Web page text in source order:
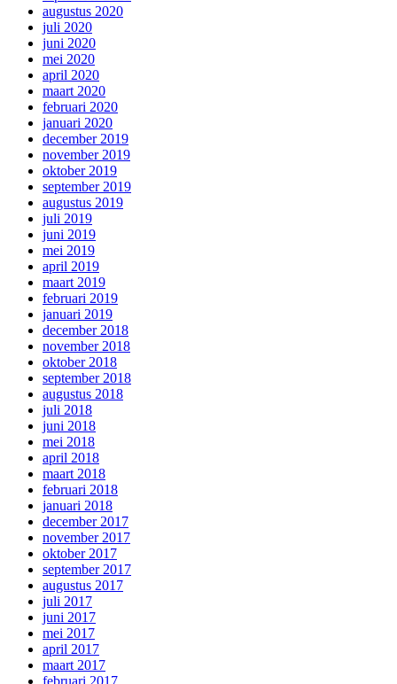
augustus 2020
juli 2020
juni 2020
mei 2020
april 2020
maart 2020
februari 2020
januari 2020
december 2019
november 2019
oktober 2019
september 2019
augustus 2019
juli 2019
juni 2019
mei 2019
april 2019
maart 2019
februari 2019
januari 2019
december 2018
november 2018
oktober 2018
september 2018
augustus 2018
juli 2018
juni 2018
mei 2018
april 2018
maart 2018
februari 2018
januari 2018
december 2017
november 2017
oktober 2017
september 2017
augustus 2017
juli 2017
juni 2017
mei 2017
april 2017
maart 2017
februari 2017